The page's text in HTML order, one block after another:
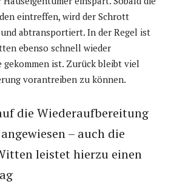
eintreffen, wird der Schrott
abtransportiert. In der Regel ist
ebenso schnell wieder
gekommen ist. Zurück bleibt viel
vorantreiben zu können.
die Wiederaufbereitung
– auch die
leistet hierzu einen